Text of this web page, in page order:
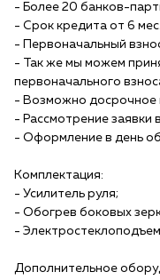
- Более 20 банков-
- Срок кредита от 6
- Первоначальный
- Так же мы можем
первоначального
- Возможно досрочное
- Рассмотрение заявки
- Оформление в день
Комплектация:
- Усилитель руля;
- Обогрев боковых
-
Дополнительное